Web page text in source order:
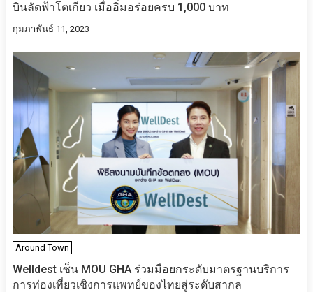
บินลัดฟ้าโตเกียว เมื่ออิ่มอร่อยครบ 1,000 บาท
กุมภาพันธ์ 11, 2023
Around Town
Welldest เซ็น MOU GHA ร่วมมือยกระดับมาตรฐานบริการ
การท่องเที่ยวเชิงการแพทย์ของไทยสู่ระดับสากล